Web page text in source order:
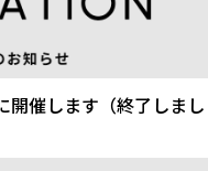
開催します（終了しまし